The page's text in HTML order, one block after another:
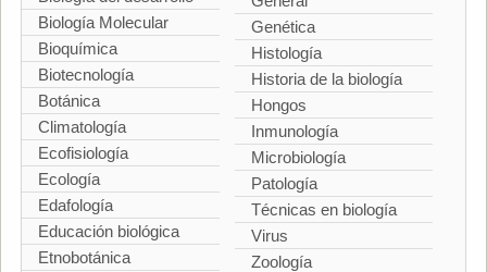
Biología Molecular
Bioquímica
Biotecnología
Botánica
Climatología
Ecofisiología
Ecología
Edafología
Educación biológica
Etnobotánica
Genética
Histología
Historia de la biología
Hongos
Inmunología
Microbiología
Patología
Técnicas en biología
Virus
Zoología